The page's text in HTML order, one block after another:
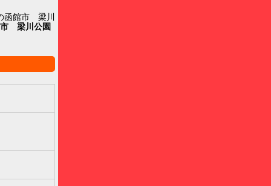
函館市 梁川
梁川公園